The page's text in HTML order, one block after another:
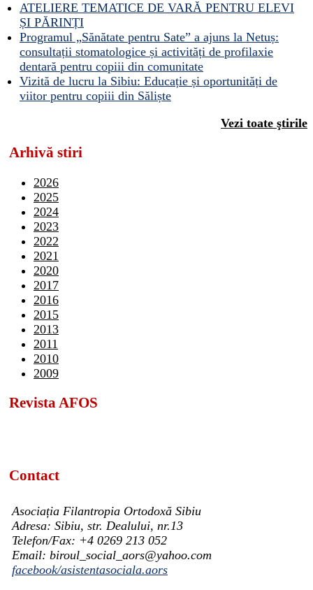
ATELIERE TEMATICE DE VARĂ PENTRU ELEVI
ȘI PĂRINȚI
Programul „Sănătate pentru Sate” a ajuns la Netuș:
consultații stomatologice și activități de profilaxie
dentară pentru copiii din comunitate
Vizită de lucru la Sibiu: Educație și oportunități de
viitor pentru copiii din Săliște
Vezi toate ştirile
Arhivă stiri
2026
2025
2024
2023
2022
2021
2020
2017
2016
2015
2013
2011
2010
2009
Revista AFOS
Contact
Asociația Filantropia Ortodoxă Sibiu
Adresa: Sibiu, str. Dealului, nr.13
Telefon/Fax: +4 0269 213 052
Email: biroul_social_aors@yahoo.com
facebook/asistentasociala.aors